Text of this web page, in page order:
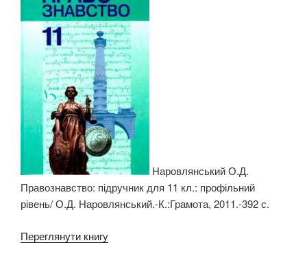
Наровлянський О.Д.
Правознавство: підручник для 11 кл.: профільний
рівень/ О.Д. Наровлянський.-К.:Грамота, 2011.-392 с.
Переглянути книгу